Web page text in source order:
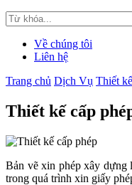
Về chúng tôi
Liên hệ
Trang chủ Dịch Vụ Thiết
Thiết kế cấp
Bản vẽ xin phép xây dựng
trong quá trình xin giấy